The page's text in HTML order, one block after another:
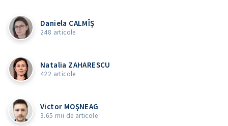
Daniela CALMÎȘ
248 articole
Natalia ZAHARESCU
422 articole
Victor MOŞNEAG
3.65 mii de articole